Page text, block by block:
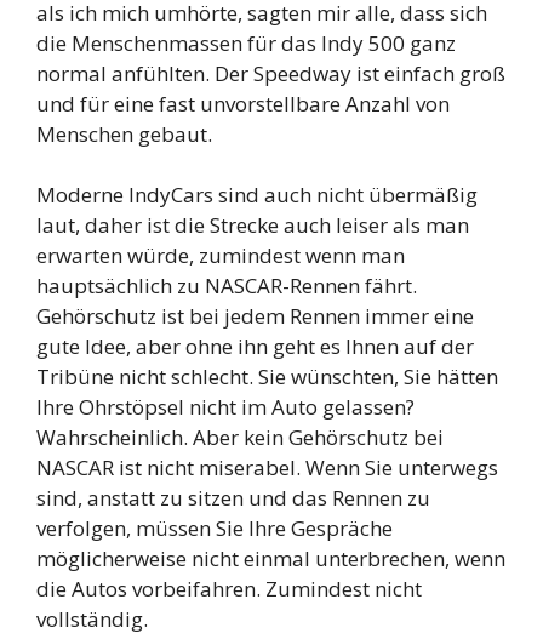
als ich mich umhörte, sagten mir alle, dass sich
die Menschenmassen für das Indy 500 ganz
normal anfühlten. Der Speedway ist einfach groß
und für eine fast unvorstellbare Anzahl von
Menschen gebaut.
Moderne IndyCars sind auch nicht übermäßig
laut, daher ist die Strecke auch leiser als man
erwarten würde, zumindest wenn man
hauptsächlich zu NASCAR-Rennen fährt.
Gehörschutz ist bei jedem Rennen immer eine
gute Idee, aber ohne ihn geht es Ihnen auf der
Tribüne nicht schlecht. Sie wünschten, Sie hätten
Ihre Ohrstöpsel nicht im Auto gelassen?
Wahrscheinlich. Aber kein Gehörschutz bei
NASCAR ist nicht miserabel. Wenn Sie unterwegs
sind, anstatt zu sitzen und das Rennen zu
verfolgen, müssen Sie Ihre Gespräche
möglicherweise nicht einmal unterbrechen, wenn
die Autos vorbeifahren. Zumindest nicht
vollständig.